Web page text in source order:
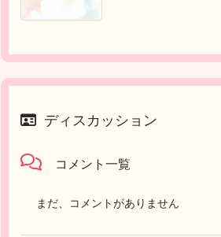
ディスカッション
コメント一覧
まだ、コメントがありません